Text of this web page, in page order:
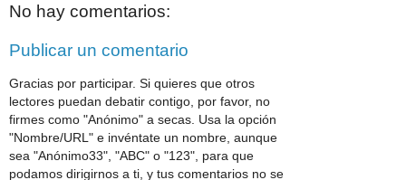
No hay comentarios:
Publicar un comentario
Gracias por participar. Si quieres que otros
lectores puedan debatir contigo, por favor, no
firmes como "Anónimo" a secas. Usa la opción
"Nombre/URL" e invéntate un nombre, aunque
sea "Anónimo33", "ABC" o "123", para que
podamos dirigirnos a ti, y tus comentarios no se